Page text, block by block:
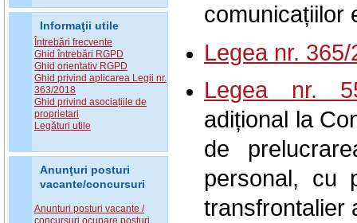
Informaţii utile
Întrebări frecvente
Ghid întrebări RGPD
Ghid orientativ RGPD
Ghid privind aplicarea Legii nr.
363/2018
Ghid privind asociațiile de
proprietari
Legături utile
Anunţuri posturi
vacante/concursuri
Anunturi posturi vacante /
concursuri ocupare posturi
comunicațiilor
Legea nr.
Legea nr.
adițional la
de
personal, cu
transfrontalier